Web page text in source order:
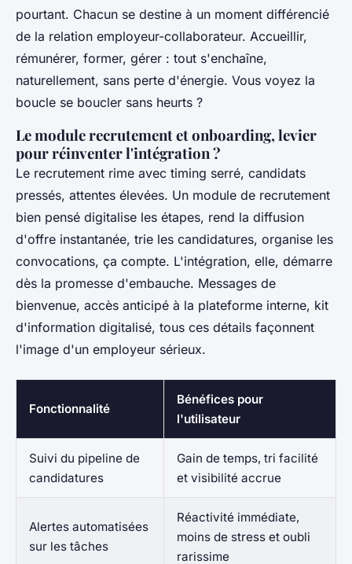
pourtant. Chacun se destine à un moment différencié
de la relation employeur-collaborateur. Accueillir,
rémunérer, former, gérer : tout s'enchaîne,
naturellement, sans perte d'énergie. Vous voyez la
boucle se boucler sans heurts ?
Le module recrutement et onboarding, levier
pour réinventer l'intégration ?
Le recrutement rime avec timing serré, candidats
pressés, attentes élevées. Un module de recrutement
bien pensé digitalise les étapes, rend la diffusion
d'offre instantanée, trie les candidatures, organise les
convocations, ça compte. L'intégration, elle, démarre
dès la promesse d'embauche. Messages de
bienvenue, accès anticipé à la plateforme interne, kit
d'information digitalisé, tous ces détails façonnent
l'image d'un employeur sérieux.
Fonctionnalité
Bénéfices pour
l'utilisateur
Suivi du pipeline de
candidatures
Gain de temps, tri facilité
et visibilité accrue
Alertes automatisées
sur les tâches
Réactivité immédiate,
moins de stress et oubli
rarissime